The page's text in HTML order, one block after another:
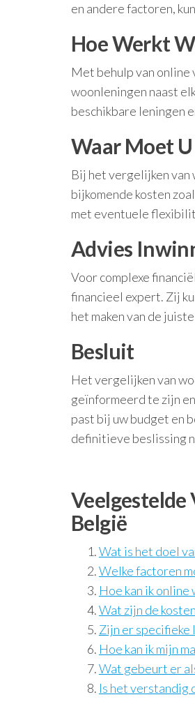
en andere factoren,
Hoe Werkt
Met behulp van
woonleningen naast
beschikbare leningen
Waar Moet
Bij het vergelijken van
bijkomende kosten
met eventuele
Advies
Voor complexe
financieel expert. Zij
het maken van de
Besluit
Het vergelijken van
geïnformeerd te zijn
past bij uw budget en
definitieve beslissing
België
Wat is het doel
Welke factoren
Hoe kan ik
Wat zijn de
Zijn er
Hoe kan ik mijn
Wat gebeurt er
Is het verstandig